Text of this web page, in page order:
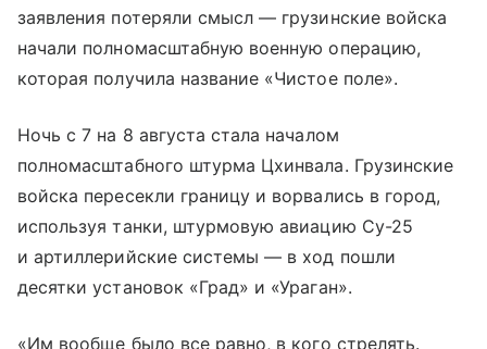
заявления потеряли смысл — грузинские войска
начали полномасштабную военную операцию,
которая получила название «Чистое поле».
Ночь с 7 на 8 августа стала началом
полномасштабного штурма Цхинвала. Грузинские
войска пересекли границу и ворвались в город,
используя танки, штурмовую авиацию Су-25
и артиллерийские системы — в ход пошли
десятки установок «Град» и «Ураган».
«Им вообще было все равно, в кого стрелять.